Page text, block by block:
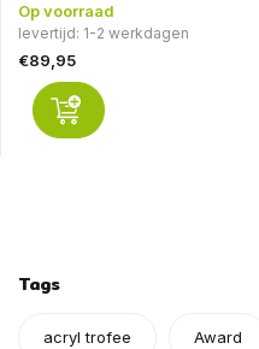
Op voorraad
levertijd: 1-2 werkdagen
€89,95
Tags
acryl trofee Award